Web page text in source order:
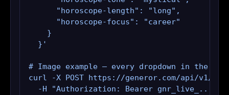
      "horoscope-length": "long",
      "horoscope-focus": "career"
    }
  }'
# Image example — every dropdown in the
curl -X POST https://generor.com/api/v1/
  -H "Authorization: Bearer gnr_live_..." \